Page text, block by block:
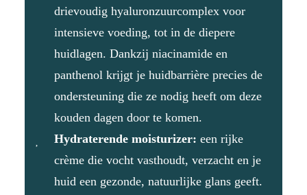
drievoudig hyaluronzuurcomplex voor
intensieve voeding, tot in de diepere
huidlagen. Dankzij niacinamide en
panthenol krijgt je huidbarrière precies de
ondersteuning die ze nodig heeft om deze
kouden dagen door te komen.
Hydraterende moisturizer: een rijke
crème die vocht vasthoudt, verzacht en je
huid een gezonde, natuurlijke glans geeft.